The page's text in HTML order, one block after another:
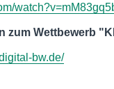
zum Wettbewerb
bw.de/